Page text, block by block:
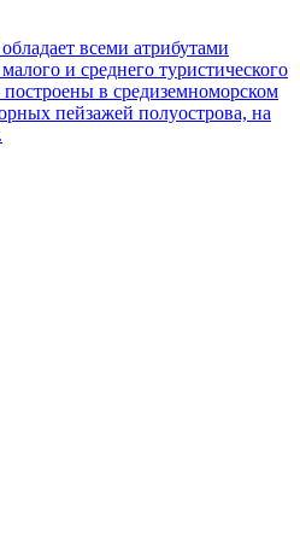
всеми атрибутами
и среднего туристического
в средиземноморском
пейзажей полуострова, на